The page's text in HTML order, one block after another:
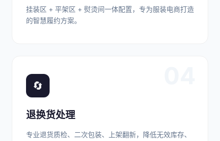
挂装区 + 平架区 + 熨烫间一体配置，专为服装电商打造
的智慧履约方案。
🔄
退换货处理
专业退货质检、二次包装、上架翻新，降低无效库存、